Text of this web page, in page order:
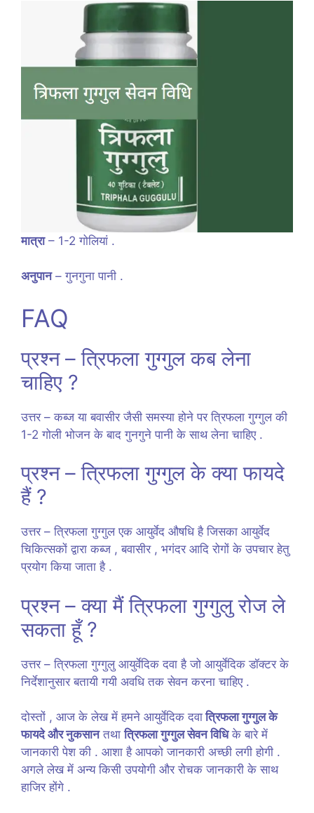
मात्रा– 1-2 गोलियां .
अनुपान– गुनगुना पानी .
FAQ
प्रश्न – त्रिफला गुग्गुल कब लेना
चाहिए ?
उत्तर – कब्ज या बवासीर जैसी समस्या होने पर त्रिफला गुग्गुल की
1-2 गोली भोजन के बाद गुनगुने पानी के साथ लेना चाहिए .
प्रश्न – त्रिफला गुग्गुल के क्या फायदे
हैं ?
उत्तर – त्रिफला गुग्गुल एक आयुर्वेद औषधि है जिसका आयुर्वेद
चिकित्सकों द्वारा कब्ज , बवासीर , भगंदर आदि रोगों के उपचार हेतु
प्रयोग किया जाता है .
प्रश्न – क्या मैं त्रिफला गुग्गुलु रोज ले
सकता हूँ ?
उत्तर – त्रिफला गुग्गुलु आयुर्वेदिक दवा है जो आयुर्वेदिक डॉक्टर के
निर्देशानुसार बतायी गयी अवधि तक सेवन करना चाहिए .
दोस्तों , आज के लेख में हमने आयुर्वेदिक दवात्रिफला गुग्गुल के
फायदे और नुकसानतथात्रिफला गुग्गुल सेवन विधिके बारे में
जानकारी पेश की . आशा है आपको जानकारी अच्छी लगी होगी .
अगले लेख में अन्य किसी उपयोगी और रोचक जानकारी के साथ
हाजिर होंगे .